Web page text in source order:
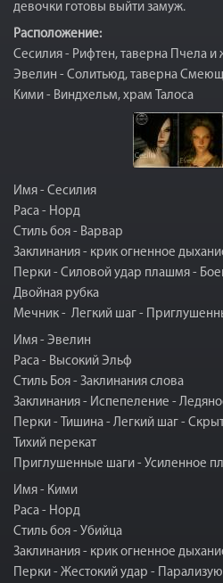
девочки готовы выйти замуж.
Расположение:
Сесилия - Рифтен, таверна Пчела и
Эвелин - Солитьюд, таверна
Кими - Виндхельм, храм Талоса
Имя - Сесилия
Раса - Норд
Стиль боя - Варвар
Заклинания - крик огненное
Перки - Силовой удар плашмя -
Двойная рубка
Мечник - Легкий шаг -
Имя - Эвелин
Раса - Высокий Эльф
Стиль Боя - Заклинания слова
Заклинания - Испепеление -
Перки - Тишина - Легкий шаг -
Тихий перекат
Приглушенные шаги - Усиленное
Имя - Кими
Раса - Норд
Стиль боя - Убийца
Заклинания - крик огненное
Перки - Жестокий удар -